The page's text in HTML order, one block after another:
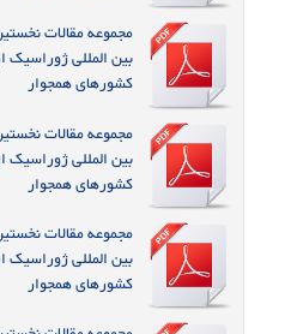
مجموعه مقالات
بین المللی ژوراسیک
کشورهای همجوار
مجموعه مقالات
بین المللی ژوراسیک
کشورهای همجوار
مجموعه مقالات
بین المللی ژوراسیک
کشورهای همجوار